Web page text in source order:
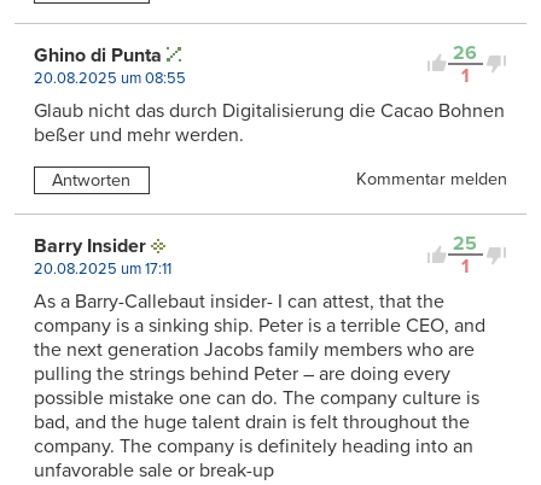
26
1
Ghino di Punta
20.08.2025 um 08:55
Glaub nicht das durch Digitalisierung die Cacao Bohnen
beßer und mehr werden.
Antworten Kommentar melden
25
1
Barry Insider
20.08.2025 um 17:11
As a Barry-Callebaut insider- I can attest, that the
company is a sinking ship. Peter is a terrible CEO, and
the next generation Jacobs family members who are
pulling the strings behind Peter – are doing every
possible mistake one can do. The company culture is
bad, and the huge talent drain is felt throughout the
company. The company is definitely heading into an
unfavorable sale or break-up